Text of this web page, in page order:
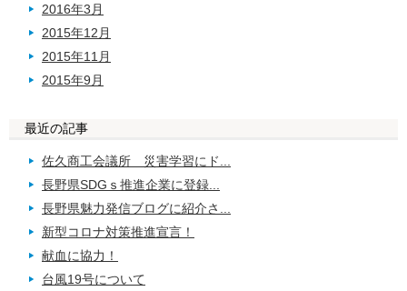
2016年3月
2015年12月
2015年11月
2015年9月
最近の記事
佐久商工会議所 災害学習にド...
長野県SDGｓ推進企業に登録...
長野県魅力発信ブログに紹介さ...
新型コロナ対策推進宣言！
献血に協力！
台風19号について